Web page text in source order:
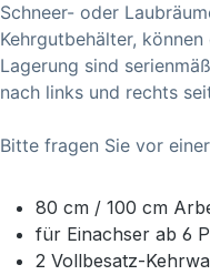
Schneer- oder
Kehrgutbehälter,
Lagerung sind
nach links und rechts
Bitte fragen Sie vor
80 cm / 100 cm
für Einachser ab 6
2 Vollbesatz-